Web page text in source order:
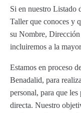
Si en nuestro Listado
Taller que conoces y
su Nombre,
incluiremos a la
Estamos en proceso
Benadalid, para
personal, para que les
directa. Nuestro